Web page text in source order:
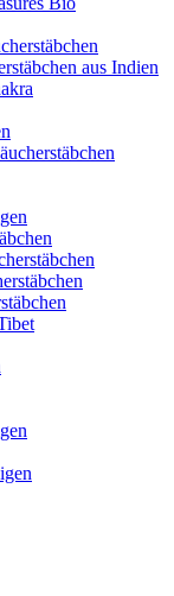
aus Indien